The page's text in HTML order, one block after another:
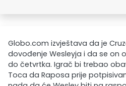
Globo.com izvještava da je
dovođenje Wesleyja i da se on
do četvrtka. Igrač bi trebao
Toca da Raposa prije